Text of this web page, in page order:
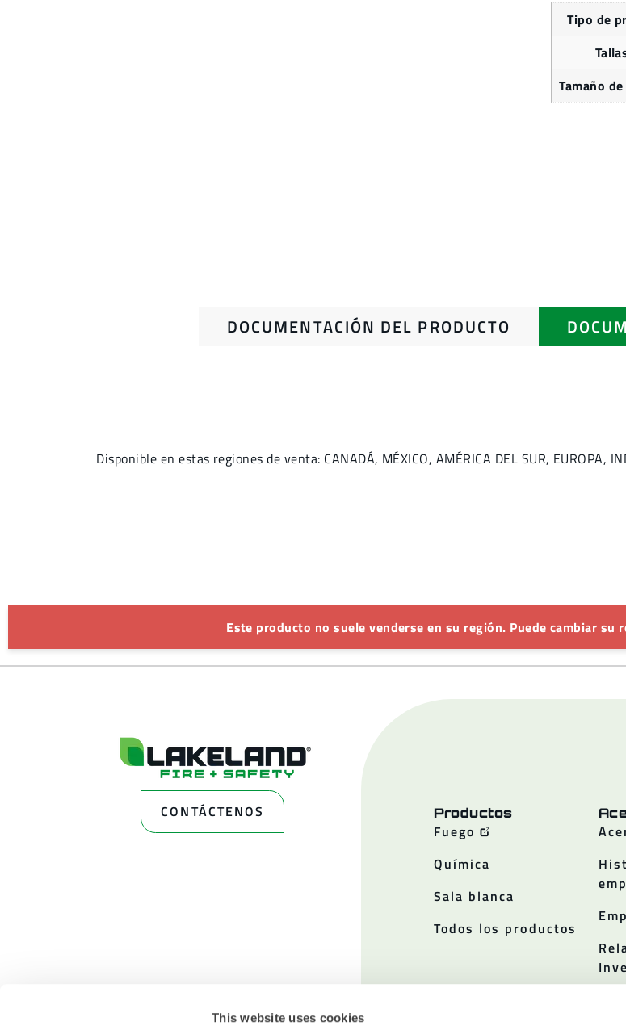
This website uses cookies
Tipo de
Tamaño
DOCUMENTACIÓN DEL PRODUCTO
Disponible en estas regiones de venta: CANADÁ, MÉXICO, AMÉRICA DEL SUR, EUROPA,
Este producto no suele venderse en su región. Puede cambiar
CONTÁCTENOS Productos
Fuego
Química
Sala blanca
Todos los productos